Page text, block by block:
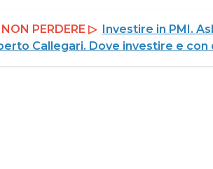
NON PERDERE ▷ Investire in PMI.
Callegari. Dove investire e con